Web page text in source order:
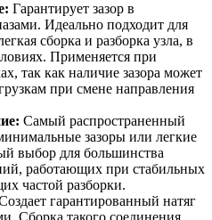
Гарантирует зазор в
Идеально подходит для
сборка и разборка узла, в
Применяется при
так как наличие зазора может
при смене направления
Самый распространенный
зазоры или легкие
выбор для большинства
работающих при стабильных
частой разборки.
гарантированный натяг